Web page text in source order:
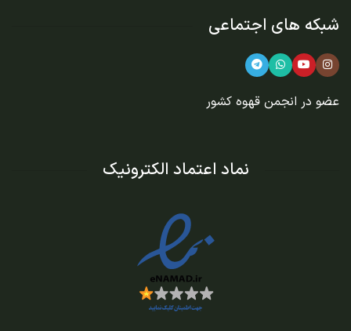
شبکه های اجتماعی
عضو در انجمن قهوه کشور
نماد اعتماد الکترونیک